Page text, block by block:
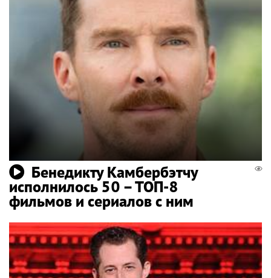
Бенедикту Камбербэтчу
исполнилось 50 – ТОП-8
фильмов и сериалов с ним